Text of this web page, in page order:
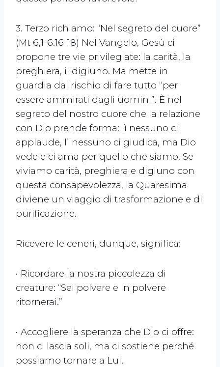
3. Terzo richiamo: “Nel segreto del cuore”
(Mt 6,1-6.16-18) Nel Vangelo, Gesù ci
propone tre vie privilegiate: la carità, la
preghiera, il digiuno. Ma mette in
guardia dal rischio di fare tutto “per
essere ammirati dagli uomini”. È nel
segreto del nostro cuore che la relazione
con Dio prende forma: lì nessuno ci
applaude, lì nessuno ci giudica, ma Dio
vede e ci ama per quello che siamo. Se
viviamo carità, preghiera e digiuno con
questa consapevolezza, la Quaresima
diviene un viaggio di trasformazione e di
purificazione.
Ricevere le ceneri, dunque, significa:
• Ricordare la nostra piccolezza di
creature: “Sei polvere e in polvere
ritornerai.”
• Accogliere la speranza che Dio ci offre:
non ci lascia soli, ma ci sostiene perché
possiamo tornare a Lui.